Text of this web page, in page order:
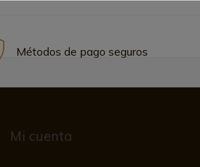
Métodos de pago seguros
Mi cuenta